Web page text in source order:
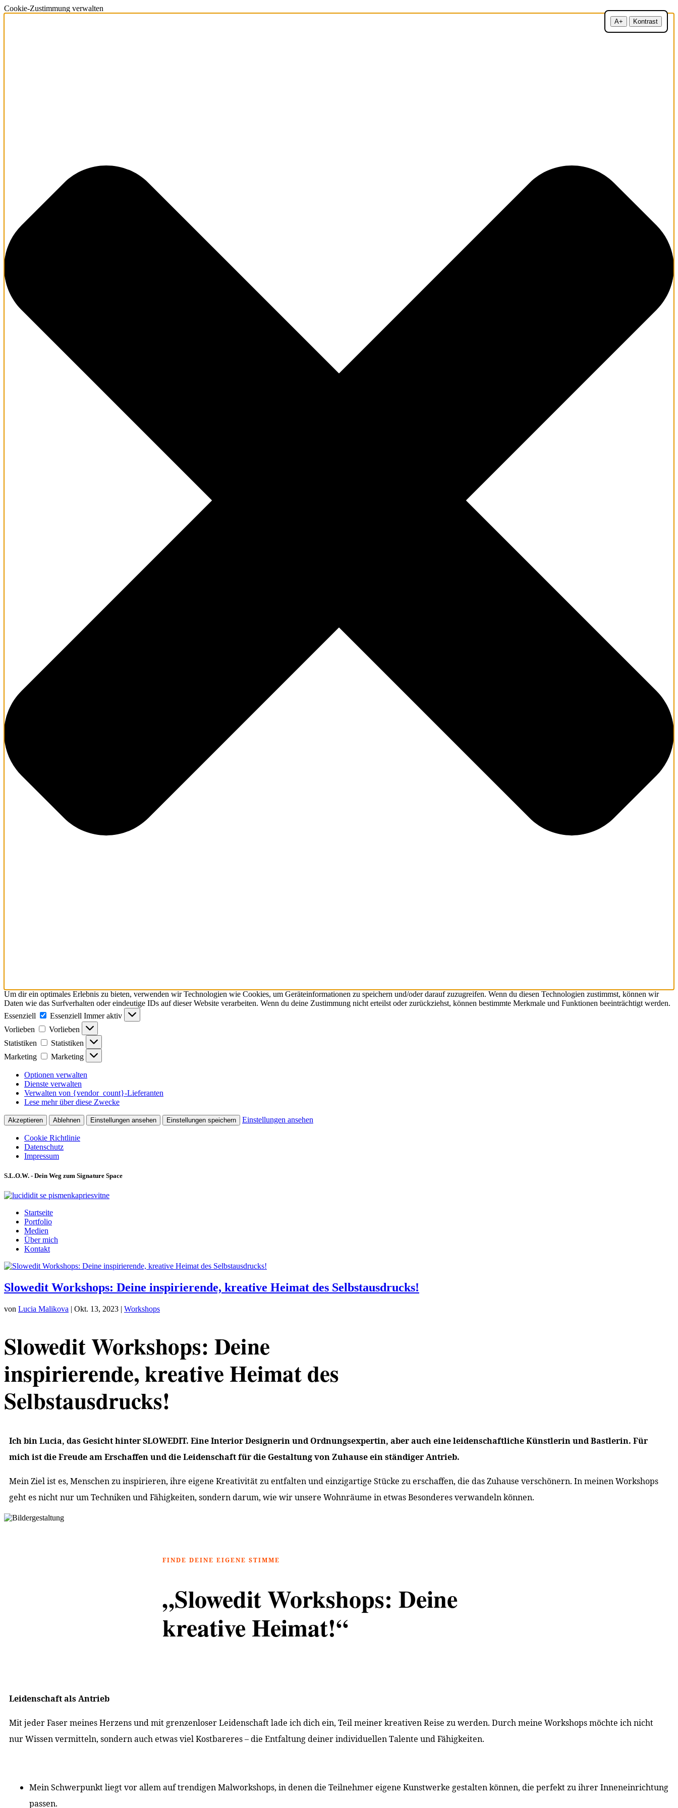
Cookie-Zustimmung verwalten
Um dir ein optimales Erlebnis zu bieten, verwenden wir Technologien wie Cookies, um Geräteinformationen zu speichern und/oder darauf zuzugreifen. Wenn du diesen Technologien zustimmst, können wir
Daten wie das Surfverhalten oder eindeutige IDs auf dieser Website verarbeiten. Wenn du deine Zustimmung nicht erteilst oder zurückziehst, können bestimmte Merkmale und Funktionen beeinträchtigt werden.
Essenziell
Essenziell Immer aktiv
Vorlieben
Vorlieben
Statistiken
Statistiken
Marketing
Marketing
Optionen verwalten
Dienste verwalten
Verwalten von {vendor_count}-Lieferanten
Lese mehr über diese Zwecke
Akzeptieren Ablehnen Einstellungen ansehen Einstellungen speichern Einstellungen ansehen
Cookie Richtlinie
Datenschutz
Impressum
S.L.O.W. - Dein Weg zum Signature Space
Startseite
Portfolio
Medien
Über mich
Kontakt
Slowedit Workshops: Deine inspirierende, kreative Heimat des Selbstausdrucks!
von Lucia Malikova | Okt. 13, 2023 | Workshops
Slowedit Workshops: Deine
inspirierende, kreative Heimat des
Selbstausdrucks!
Ich bin Lucia, das Gesicht hinter SLOWEDIT. Eine Interior Designerin und Ordnungsexpertin, aber auch eine leidenschaftliche Künstlerin und Bastlerin. Für
mich ist die Freude am Erschaffen und die Leidenschaft für die Gestaltung von Zuhause ein ständiger Antrieb.
Mein Ziel ist es, Menschen zu inspirieren, ihre eigene Kreativität zu entfalten und einzigartige Stücke zu erschaffen, die das Zuhause verschönern. In meinen Workshops
geht es nicht nur um Techniken und Fähigkeiten, sondern darum, wie wir unsere Wohnräume in etwas Besonderes verwandeln können.
FINDE DEINE EIGENE STIMME
„Slowedit Workshops: Deine
kreative Heimat!“
Leidenschaft als Antrieb
Mit jeder Faser meines Herzens und mit grenzenloser Leidenschaft lade ich dich ein, Teil meiner kreativen Reise zu werden. Durch meine Workshops möchte ich nicht
nur Wissen vermitteln, sondern auch etwas viel Kostbareres – die Entfaltung deiner individuellen Talente und Fähigkeiten.
Mein Schwerpunkt liegt vor allem auf trendigen Malworkshops, in denen die Teilnehmer eigene Kunstwerke gestalten können, die perfekt zu ihrer Inneneinrichtung
passen.
A+ Kontrast